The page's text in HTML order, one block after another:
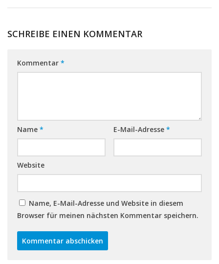
SCHREIBE EINEN KOMMENTAR
Kommentar *
Name * E-Mail-Adresse *
Website
Name, E-Mail-Adresse und Website in diesem
Browser für meinen nächsten Kommentar speichern.